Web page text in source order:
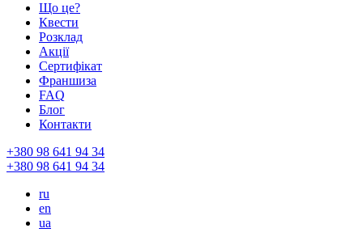
Що це?
Квести
Розклад
Акції
Сертифікат
Франшиза
FAQ
Блог
Контакти
+380 98 641 94 34
+380 98 641 94 34
ru
en
ua